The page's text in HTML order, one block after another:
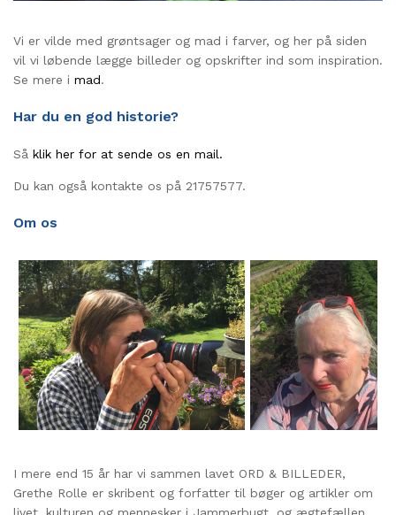
Vi er vilde med grøntsager og mad i farver, og her på siden
vil vi løbende lægge billeder og opskrifter ind som inspiration.
Se mere i mad.
Har du en god historie?
Så klik her for at sende os en mail.
Du kan også kontakte os på 21757577.
Om os
I mere end 15 år har vi sammen lavet ORD & BILLEDER,
Grethe Rolle er skribent og forfatter til bøger og artikler om
livet, kulturen og mennesker i Jammerbugt, og ægtefællen,